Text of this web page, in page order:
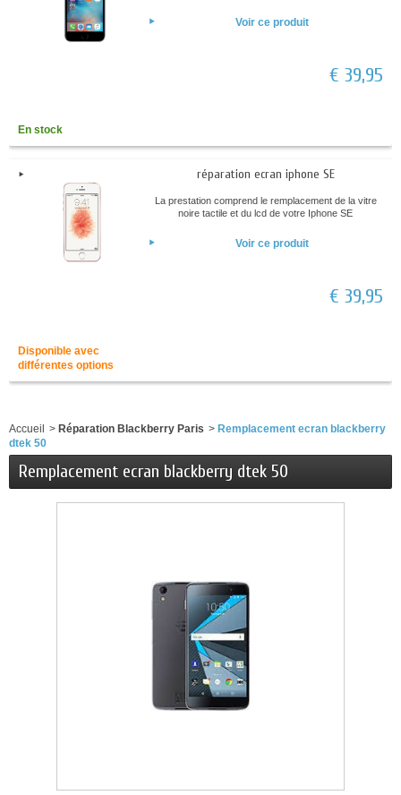
Voir ce produit
€ 39,95
En stock
réparation ecran iphone SE
La prestation comprend le remplacement de la vitre
noire tactile et du lcd de votre Iphone SE
Voir ce produit
€ 39,95
Disponible avec
différentes options
Accueil > Réparation Blackberry Paris > Remplacement ecran blackberry
dtek 50
Remplacement ecran blackberry dtek 50